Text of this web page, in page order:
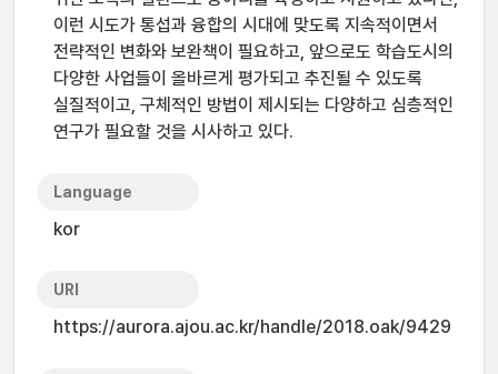
이런 시도가 통섭과 융합의 시대에 맞도록 지속적이면서
전략적인 변화와 보완책이 필요하고, 앞으로도 학습도시의
다양한 사업들이 올바르게 평가되고 추진될 수 있도록
실질적이고, 구체적인 방법이 제시되는 다양하고 심층적인
연구가 필요할 것을 시사하고 있다.
Language
kor
URI
https://aurora.ajou.ac.kr/handle/2018.oak/9429